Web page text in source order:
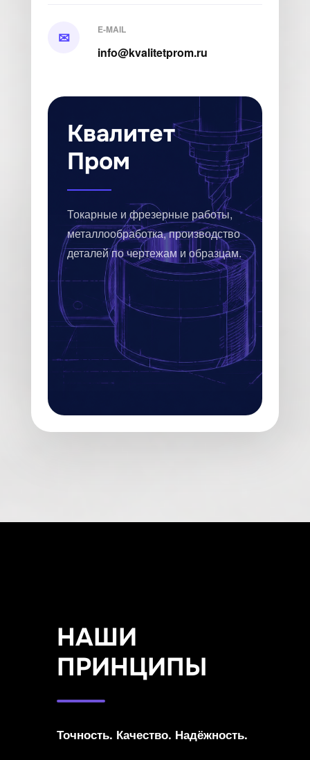
✉ E-MAIL
info@kvalitetprom.ru
Квалитет
Пром
Токарные и фрезерные работы,
металлообработка, производство
деталей по чертежам и образцам.
НАШИ
ПРИНЦИПЫ
Точность. Качество. Надёжность.